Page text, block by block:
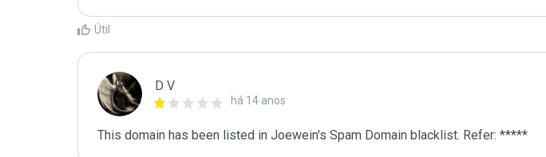
Útil
D V
há 14 anos
This domain has been listed in Joewein's Spam Domain blacklist. Refer: *****